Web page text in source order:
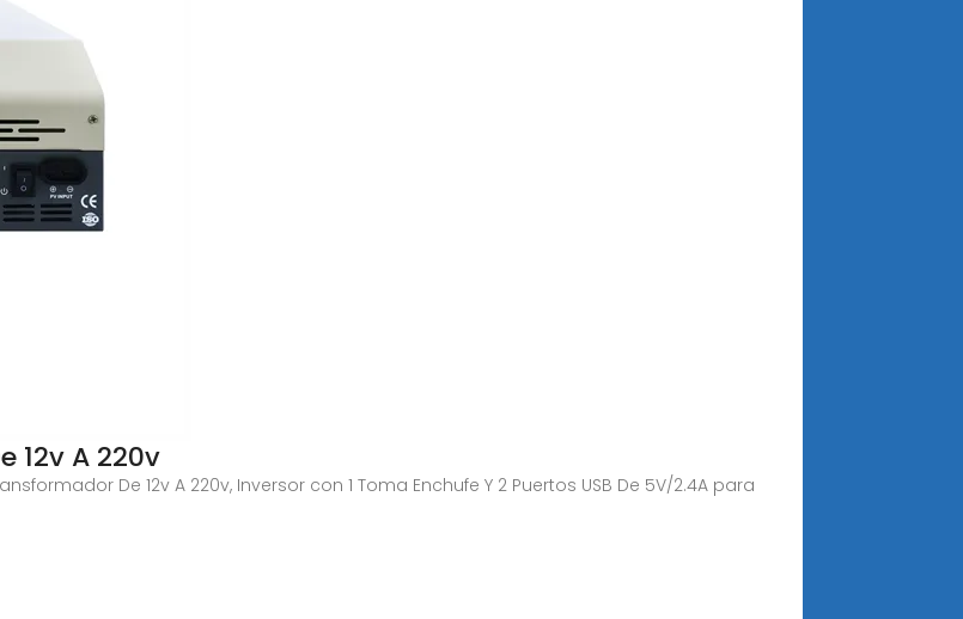
12v A 220v
De 12v A 220v, Inversor con 1 Toma Enchufe Y 2 Puertos USB De 5V/2.4A para